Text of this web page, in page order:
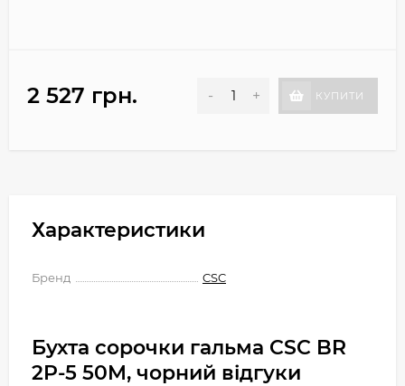
2 527 грн. - + КУПИТИ
Характеристики
Бренд CSC
Бухта сорочки гальма CSC BR
2P-5 50M, чорний відгуки